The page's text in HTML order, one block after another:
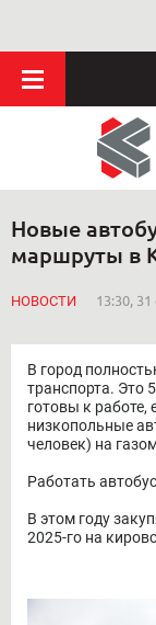
Новые
маршруты в
НОВОСТИ 13:30,
В город
транспорта. Это
готовы к
низкопольные
человек) на
Работать
В этом году
2025-го на